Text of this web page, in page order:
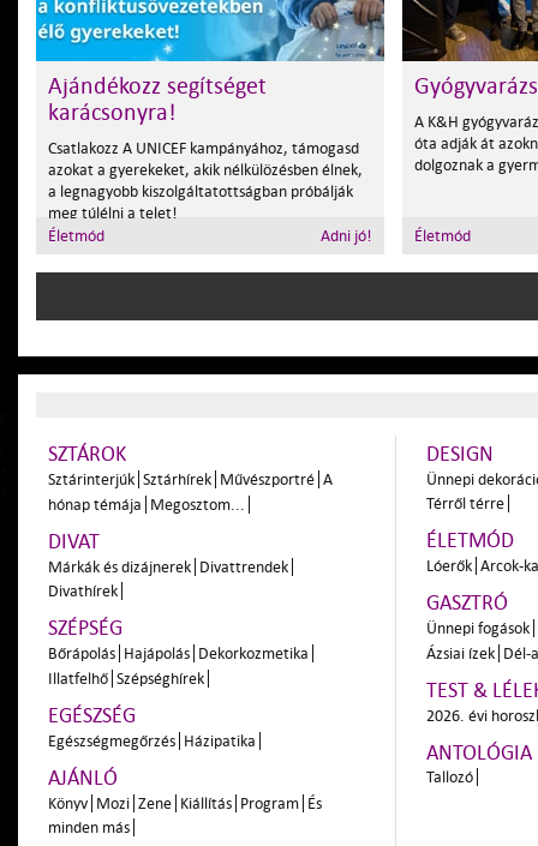
Ajándékozz segítséget
karácsonyra!
Csatlakozz A UNICEF kampányához, támogasd
azokat a gyerekeket, akik nélkülözésben élnek,
a legnagyobb kiszolgáltatottságban próbálják
meg túlélni a telet!
Életmód
Adni jó!
Gyógyvarázs
A K&H
óta adják át
dolgoznak a
Életmód
SZTÁROK
Sztárinterjúk Sztárhírek Művészportré A
hónap témája Megosztom...
DIVAT
Márkák és dizájnerek Divattrendek
Divathírek
SZÉPSÉG
Bőrápolás Hajápolás Dekorkozmetika
Illatfelhő Szépséghírek
EGÉSZSÉG
Egészségmegőrzés Házipatika
AJÁNLÓ
Könyv Mozi Zene Kiállítás Program És
minden más
DESIGN
Ünnepi
Térről térre
ÉLETMÓD
Lóerők Arcok-
GASZTRÓ
Ünnepi fogások
Ázsiai ízek Dél-
TEST &
2026. évi
ANTOLÓGIA
Tallozó